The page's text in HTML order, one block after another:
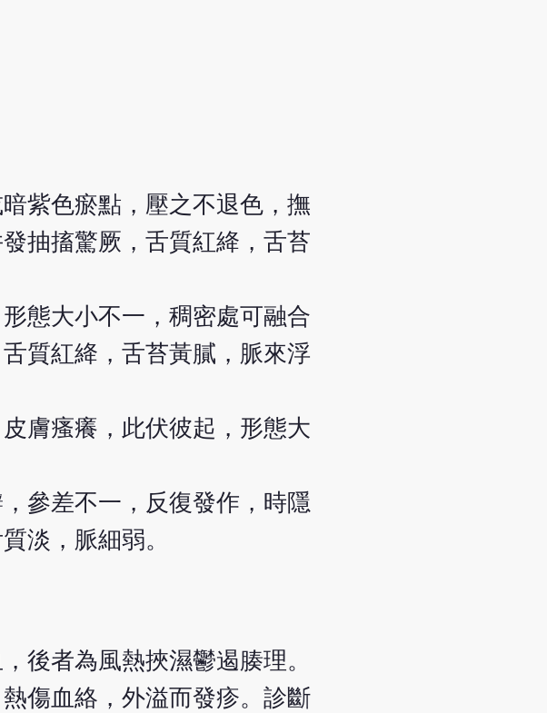
紫色瘀點，壓之不退色，撫
抽搐驚厥，舌質紅絳，舌苔
態大小不一，稠密處可融合
質紅絳，舌苔黃膩，脈來浮
膚瘙癢，此伏彼起，形態大
參差不一，反復發作，時隱
淡，脈細弱。
後者為風熱挾濕鬱遏腠理。
傷血絡，外溢而發疹。診斷